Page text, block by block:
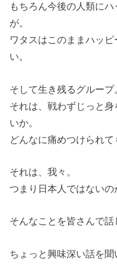
もちろん今後の人類に
が。
ワタスはこのままハッ
い。
そして生き残るグループ
それは、戦わずじっと
いか。
どんなに痛めつけられて
それは、我々。
つまり日本人ではないの
そんなことを皆さんで話
ちょっと興味深い話を聞